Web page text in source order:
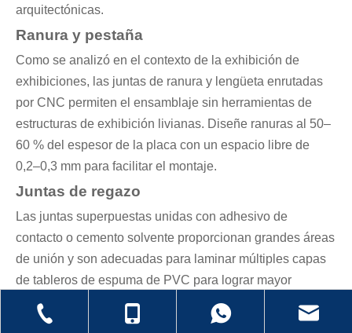
arquitectónicas.
Ranura y pestaña
Como se analizó en el contexto de la exhibición de
exhibiciones, las juntas de ranura y lengüeta enrutadas
por CNC permiten el ensamblaje sin herramientas de
estructuras de exhibición livianas. Diseñe ranuras al 50–
60 % del espesor de la placa con un espacio libre de
0,2–0,3 mm para facilitar el montaje.
Juntas de regazo
Las juntas superpuestas unidas con adhesivo de
contacto o cemento solvente proporcionan grandes áreas
de unión y son adecuadas para laminar múltiples capas
de tableros de espuma de PVC para lograr mayor
espesor o rigidez.
Preparación de la superficie: la